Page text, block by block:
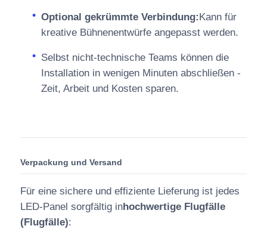
Optional gekrümmte Verbindung:Kann für
kreative Bühnenentwürfe angepasst werden.
Selbst nicht-technische Teams können die
Installation in wenigen Minuten abschließen -
Zeit, Arbeit und Kosten sparen.
Verpackung und Versand
Für eine sichere und effiziente Lieferung ist jedes
LED-Panel sorgfältig inhochwertige Flugfälle
(Flugfälle):